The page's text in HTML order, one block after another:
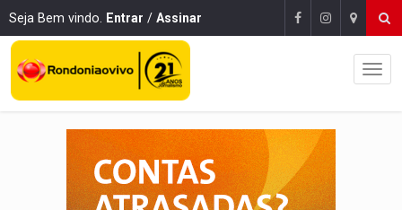
Seja Bem vindo. Entrar / Assinar